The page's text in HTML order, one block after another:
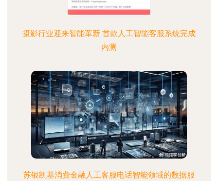
摄影行业迎来智能革新 首款人工智能客服系统完成
内测
苏银凯基消费金融人工客服电话智能领域的数据服